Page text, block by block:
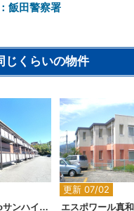
飯田警察署
じくらいの物件
2
Surplus Twoサンハイツ小林Ｂ
更新 07/02
2
エスポワール真和